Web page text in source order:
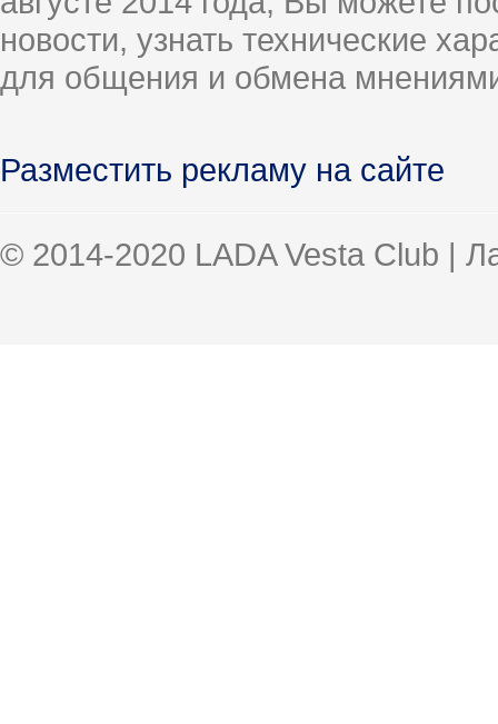
новости, узнать технические
для общения и обмена
Разместить рекламу на сайте
© 2014-2020 LADA Vesta Club |